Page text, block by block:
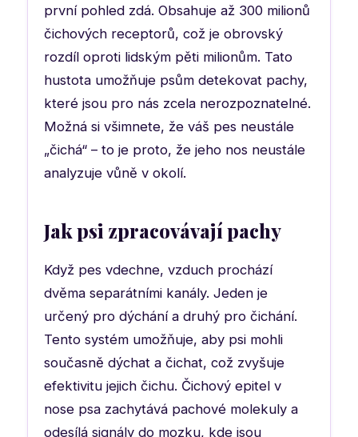
první pohled zdá. Obsahuje až 300 milionů
čichových receptorů, což je obrovský
rozdíl oproti lidským pěti milionům. Tato
hustota umožňuje psům detekovat pachy,
které jsou pro nás zcela nerozpoznatelné.
Možná si všimnete, že váš pes neustále
„čichá“ – to je proto, že jeho nos neustále
analyzuje vůně v okolí.
Jak psi zpracovávají pachy
Když pes vdechne, vzduch prochází
dvěma separátními kanály. Jeden je
určený pro dýchání a druhý pro čichání.
Tento systém umožňuje, aby psi mohli
současně dýchat a čichat, což zvyšuje
efektivitu jejich čichu. Čichový epitel v
nose psa zachytává pachové molekuly a
odesílá signály do mozku, kde jsou